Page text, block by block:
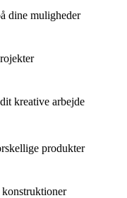
dine muligheder
kreative arbejde
produkter